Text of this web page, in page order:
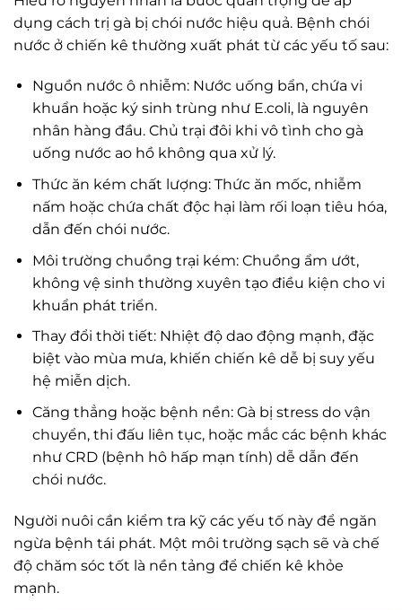
dụng cách trị gà bị chói nước hiệu quả. Bệnh chói
nước ở chiến kê thường xuất phát từ các yếu tố sau:
Nguồn nước ô nhiễm: Nước uống bẩn, chứa vi
khuẩn hoặc ký sinh trùng như E.coli, là nguyên
nhân hàng đầu. Chủ trại đôi khi vô tình cho gà
uống nước ao hồ không qua xử lý.
Thức ăn kém chất lượng: Thức ăn mốc, nhiễm
nấm hoặc chứa chất độc hại làm rối loạn tiêu hóa,
dẫn đến chói nước.
Môi trường chuồng trại kém: Chuồng ẩm ướt,
không vệ sinh thường xuyên tạo điều kiện cho vi
khuẩn phát triển.
Thay đổi thời tiết: Nhiệt độ dao động mạnh, đặc
biệt vào mùa mưa, khiến chiến kê dễ bị suy yếu
hệ miễn dịch.
Căng thẳng hoặc bệnh nền: Gà bị stress do vận
chuyển, thi đấu liên tục, hoặc mắc các bệnh khác
như CRD (bệnh hô hấp mạn tính) dễ dẫn đến
chói nước.
Người nuôi cần kiểm tra kỹ các yếu tố này để ngăn
ngừa bệnh tái phát. Một môi trường sạch sẽ và chế
độ chăm sóc tốt là nền tảng để chiến kê khỏe
mạnh.